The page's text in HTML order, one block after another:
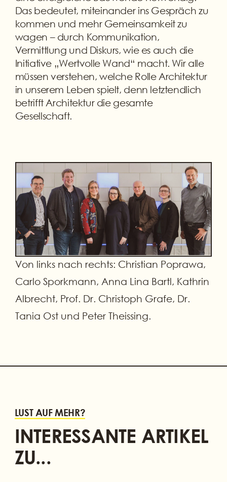
Das bedeutet, miteinander ins Gespräch zu
kommen und mehr Gemeinsamkeit zu
wagen – durch Kommunikation,
Vermittlung und Diskurs, wie es auch die
Initiative „Wertvolle Wand“ macht. Wir alle
müssen verstehen, welche Rolle Architektur
in unserem Leben spielt, denn letztendlich
betrifft Architektur die gesamte
Gesellschaft.
Von links nach rechts: Christian Poprawa,
Carlo Sporkmann, Anna Lina Bartl, Kathrin
Albrecht, Prof. Dr. Christoph Grafe, Dr.
Tania Ost und Peter Theissing.
LUST AUF MEHR?
INTERESSANTE ARTIKEL
ZU...